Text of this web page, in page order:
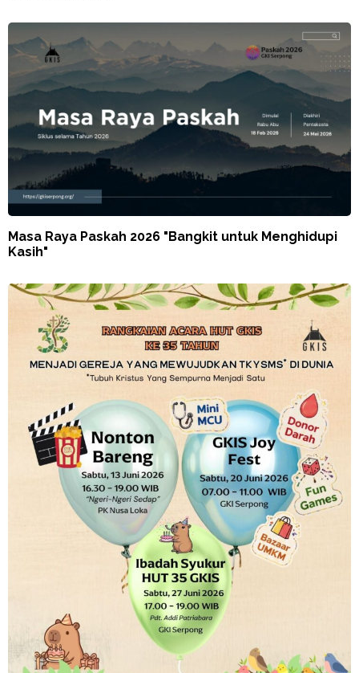
Masa Raya Paskah 2026 "Bangkit untuk Menghidupi
Kasih"